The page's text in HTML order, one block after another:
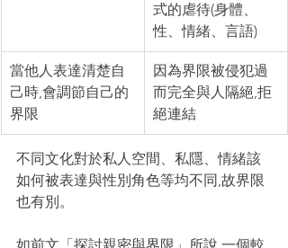
式的虐待(身體、
性、情緒、言語)
當他人表達清楚自
己時,會調節自己的
界限
因為界限被侵犯過
而完全與人隔絕,拒
絕連結
不同文化對於私人空間、私隱、情緒該
如何被表達與性別角色等均不同,故界限
也有別。